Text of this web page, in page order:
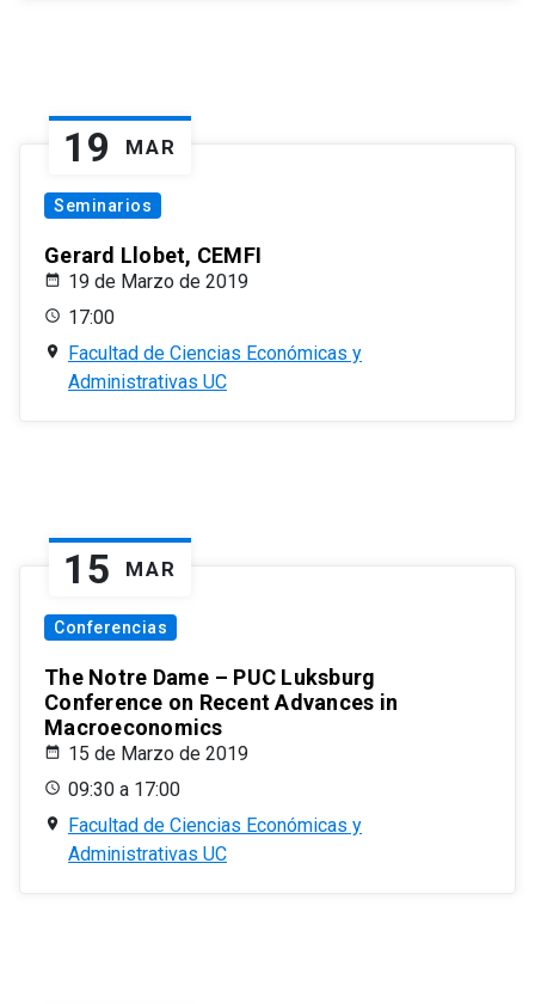
19 MAR
Seminarios
Gerard Llobet, CEMFI
19 de Marzo de 2019
17:00
Facultad de Ciencias Económicas y
Administrativas UC
15 MAR
Conferencias
The Notre Dame – PUC Luksburg
Conference on Recent Advances in
Macroeconomics
15 de Marzo de 2019
09:30 a 17:00
Facultad de Ciencias Económicas y
Administrativas UC